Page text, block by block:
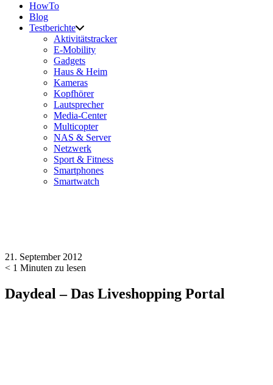
HowTo
Blog
Testberichte
Aktivitätstracker
E-Mobility
Gadgets
Haus & Heim
Kameras
Kopfhörer
Lautsprecher
Media-Center
Multicopter
NAS & Server
Netzwerk
Sport & Fitness
Smartphones
Smartwatch
21. September 2012
< 1 Minuten zu lesen
Daydeal – Das Liveshopping Portal